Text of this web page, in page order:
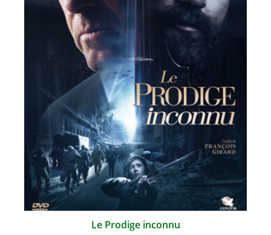
Le Prodige inconnu